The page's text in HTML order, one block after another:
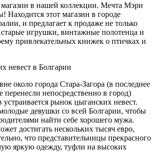
в нашей коллекции. Мечта Мэри
этот магазин в городе
и предлагает к продаже не только
игрушки, винтажные полотенца и
привлекательных книжек о птичках и
невест в Болгарии
около города Стара-Загора (в последнее
перенесли непосредственно в город)
устраивается рынок цыганских невест.
девушки со всей Болгарии, чтобы
найти себе хорошего мужа.
достигать нескольких тысяч евро,
что представительницы прекрасного
яркую одежду, туфли на высоких